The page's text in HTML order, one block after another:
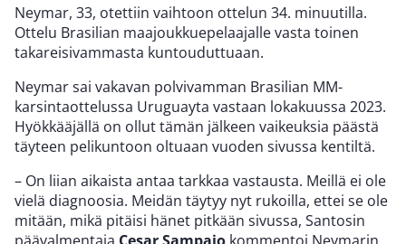
Neymar, 33, otettiin vaihtoon ottelun 34. minuutilla.
Ottelu Brasilian maajoukkuepelaajalle vasta toinen
takareisivammasta kuntouduttuaan.
Neymar sai vakavan polvivamman Brasilian MM-
karsintaottelussa Uruguayta vastaan lokakuussa 2023.
Hyökkääjällä on ollut tämän jälkeen vaikeuksia päästä
täyteen pelikuntoon oltuaan vuoden sivussa kentiltä.
– On liian aikaista antaa tarkkaa vastausta. Meillä ei ole
vielä diagnoosia. Meidän täytyy nyt rukoilla, ettei se ole
mitään, mikä pitäisi hänet pitkään sivussa, Santosin